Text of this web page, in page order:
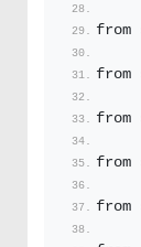
from
from
from
from
from